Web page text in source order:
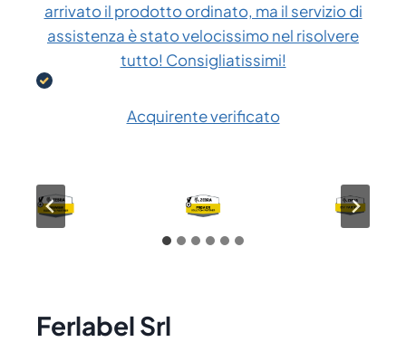
arrivato il prodotto ordinato, ma il servizio di
assistenza è stato velocissimo nel risolvere
tutto! Consigliatissimi!
Acquirente verificato
Ferlabel Srl